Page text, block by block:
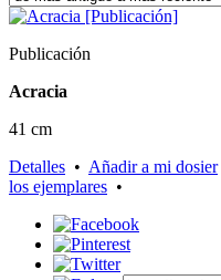
Publicación
Acracia
41 cm
Detalles • Añadir a mi dosier
los ejemplares •